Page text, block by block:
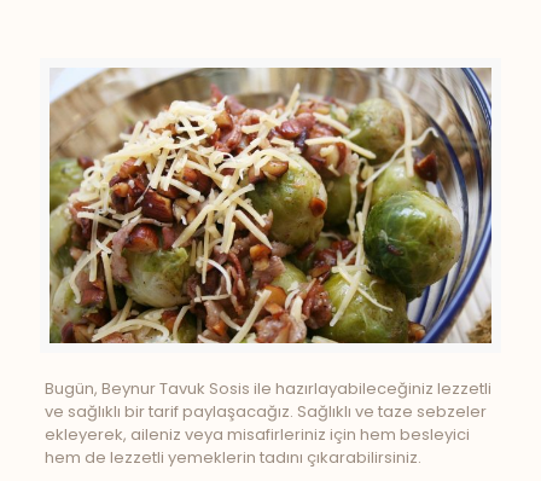
Bugün, Beynur Tavuk Sosis ile hazırlayabileceğiniz lezzetli
ve sağlıklı bir tarif paylaşacağız. Sağlıklı ve taze sebzeler
ekleyerek, aileniz veya misafirleriniz için hem besleyici
hem de lezzetli yemeklerin tadını çıkarabilirsiniz.